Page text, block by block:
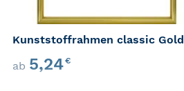
Kunststoffrahmen classic Gold
ab 5,24€